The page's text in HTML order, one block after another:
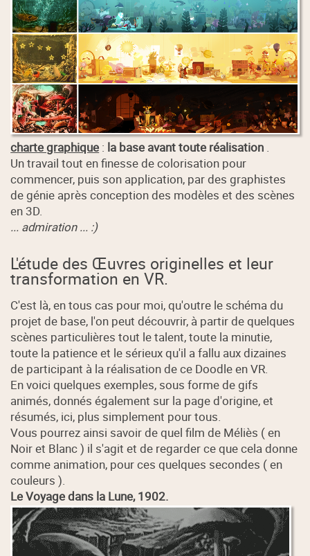
charte graphique : la base avant toute réalisation .
Un travail tout en finesse de colorisation pour
commencer, puis son application, par des graphistes
de génie après conception des modèles et des scènes
en 3D.
... admiration ... :)
L'étude des Œuvres originelles et leur
transformation en VR.
C'est là, en tous cas pour moi, qu'outre le schéma du
projet de base, l'on peut découvrir, à partir de quelques
scènes particulières tout le talent, toute la minutie,
toute la patience et le sérieux qu'il a fallu aux dizaines
de participant à la réalisation de ce Doodle en VR.
En voici quelques exemples, sous forme de gifs
animés, donnés également sur la page d'origine, et
résumés, ici, plus simplement pour tous.
Vous pourrez ainsi savoir de quel film de Méliès ( en
Noir et Blanc ) il s'agit et de regarder ce que cela donne
comme animation, pour ces quelques secondes ( en
couleurs ).
Le Voyage dans la Lune, 1902.